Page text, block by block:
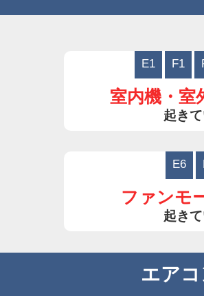
E1 F1
室内機・室
起き
E6
ファンモ
起き
エアコ